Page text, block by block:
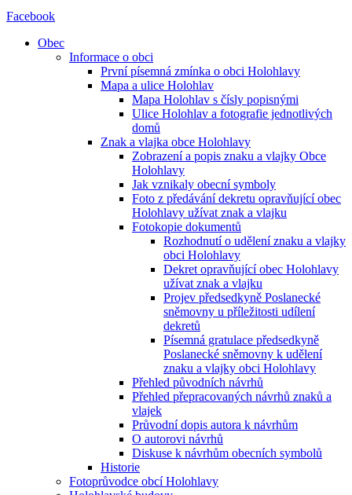
Facebook
Obec
Informace o obci
První písemná zmínka o obci Holohlavy
Mapa a ulice Holohlav
Mapa Holohlav s čísly popisnými
Ulice Holohlav a fotografie jednotlivých
domů
Znak a vlajka obce Holohlavy
Zobrazení a popis znaku a vlajky Obce
Holohlavy
Jak vznikaly obecní symboly
Foto z předávání dekretu opravňující obec
Holohlavy užívat znak a vlajku
Fotokopie dokumentů
Rozhodnutí o udělení znaku a vlajky
obci Holohlavy
Dekret opravňující obec Holohlavy
užívat znak a vlajku
Projev předsedkyně Poslanecké
sněmovny u příležitosti udílení
dekretů
Písemná gratulace předsedkyně
Poslanecké sněmovny k udělení
znaku a vlajky obci Holohlavy
Přehled původních návrhů
Přehled přepracovaných návrhů znaků a
vlajek
Průvodní dopis autora k návrhům
O autorovi návrhů
Diskuse k návrhům obecních symbolů
Historie
Fotoprůvodce obcí Holohlavy